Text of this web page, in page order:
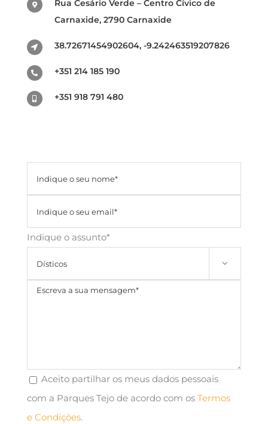
Rua Cesário Verde – Centro Cívico de
Carnaxide, 2790 Carnaxide
38.72671454902604, -9.242463519207826
+351 214 185 190
+351 918 791 480
Indique o assunto*

Aceito partilhar os meus dados pessoais
com a Parques Tejo de acordo com os Termos
e Condições.